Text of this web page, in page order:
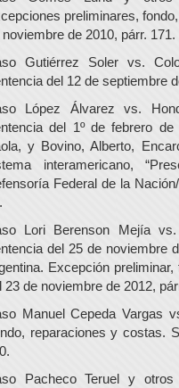
preliminares,
noviembre de 2010, párr. 171.
Gutiérrez Soler vs.
del 12 de septiembre
López Álvarez vs.
del 1º de febrero
y Bovino, Alberto,
interamericano,
Federal de la
Lori Berenson Mejía
del 25 de noviembre
Excepción
23 de noviembre de 2012,
Manuel Cepeda Vargas
reparaciones y costas.
Pacheco Teruel y